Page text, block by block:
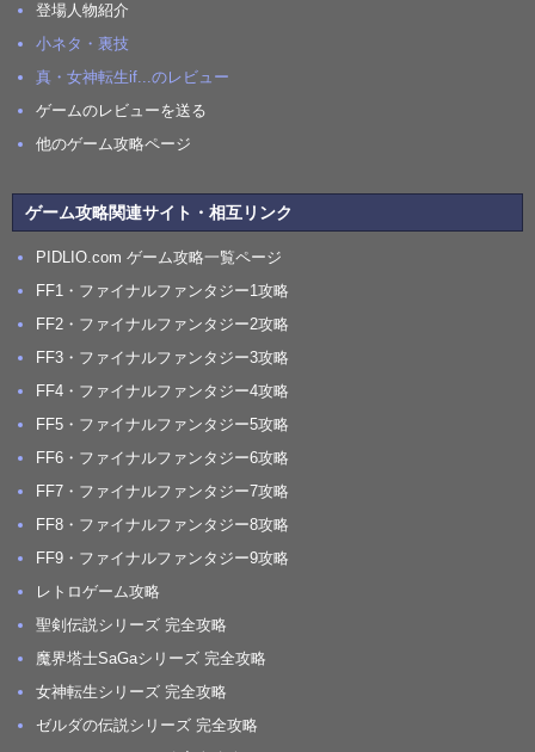
登場人物紹介
小ネタ・裏技
真・女神転生if...のレビュー
ゲームのレビューを送る
他のゲーム攻略ページ
ゲーム攻略関連サイト・相互リンク
PIDLIO.com ゲーム攻略一覧ページ
FF1・ファイナルファンタジー1攻略
FF2・ファイナルファンタジー2攻略
FF3・ファイナルファンタジー3攻略
FF4・ファイナルファンタジー4攻略
FF5・ファイナルファンタジー5攻略
FF6・ファイナルファンタジー6攻略
FF7・ファイナルファンタジー7攻略
FF8・ファイナルファンタジー8攻略
FF9・ファイナルファンタジー9攻略
レトロゲーム攻略
聖剣伝説シリーズ 完全攻略
魔界塔士SaGaシリーズ 完全攻略
女神転生シリーズ 完全攻略
ゼルダの伝説シリーズ 完全攻略